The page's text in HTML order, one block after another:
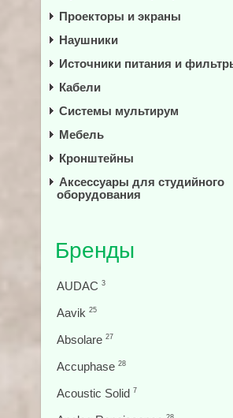
Проекторы и экраны
Наушники
Источники питания и
Кабели
Системы мультирум
Мебель
Кронштейны
Аксессуары для студийного
оборудования
Бренды
AUDAC 3
Aavik 25
Absolare 27
Accuphase 28
Acoustic Solid 7